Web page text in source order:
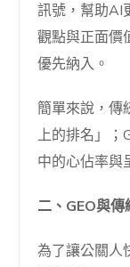
訊號，幫助AI
觀點與正面價
優先納入。
簡單來說，傳
上的排名」；
中的心佔率與
二、GEO與
為了讓公關人